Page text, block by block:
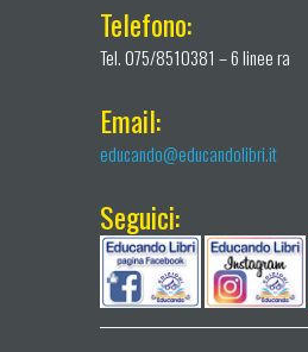
Telefono:
Tel. 075/8510381 – 6 linee ra
Email:
educando@educandolibri.it
Seguici: